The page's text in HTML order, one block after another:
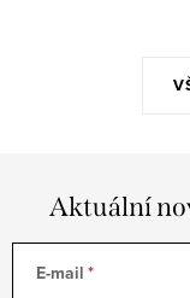
Aktuální
E-mail